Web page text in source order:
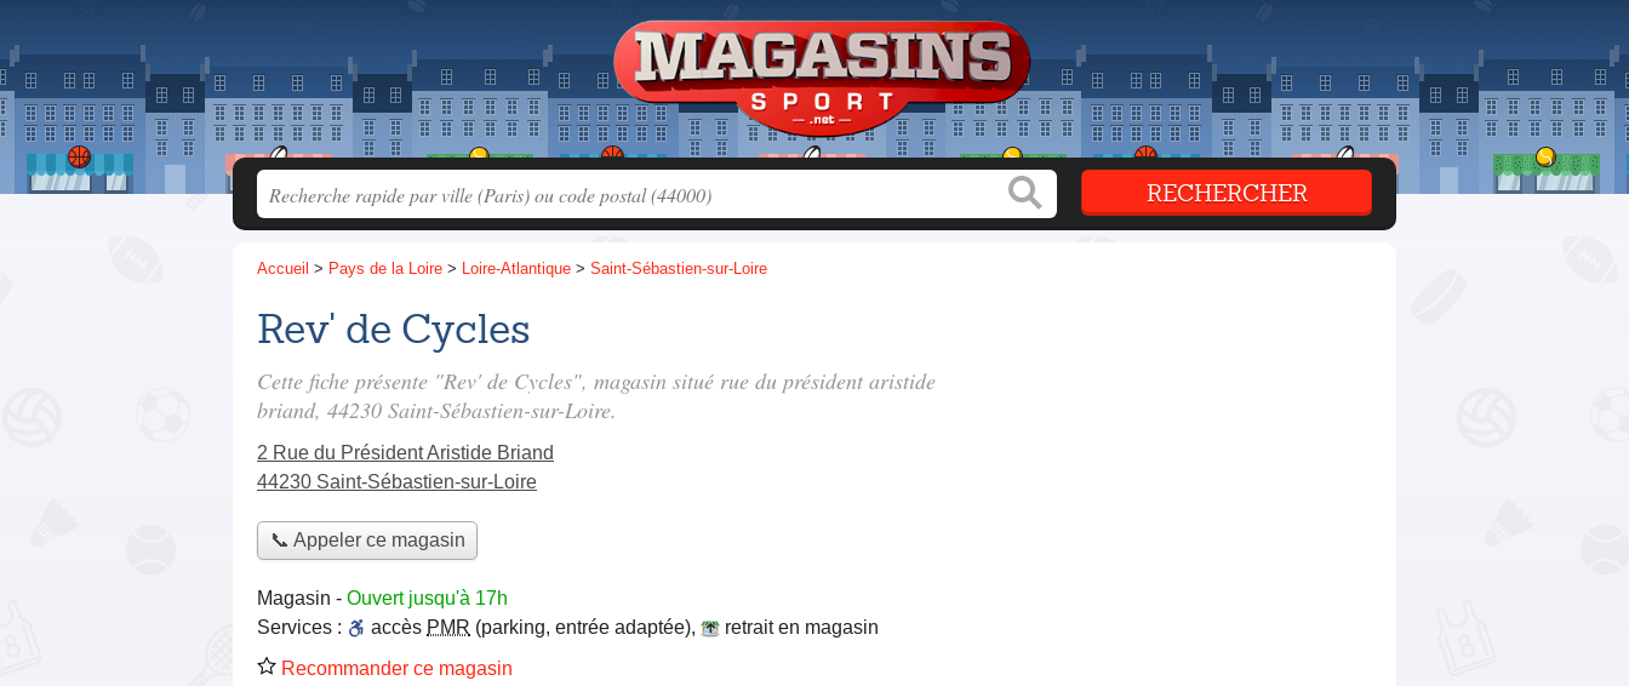
Accueil > Pays de la Loire > Loire-Atlantique > Saint-Sébastien-sur-Loire
Rev' de Cycles
Cette fiche présente "Rev' de Cycles", magasin situé rue du président aristide
briand, 44230 Saint-Sébastien-sur-Loire.
2 Rue du Président Aristide Briand
44230 Saint-Sébastien-sur-Loire
📞 Appeler ce magasin
Magasin - Ouvert jusqu'à 17h
Services :
accès PMR (parking, entrée adaptée),
retrait en magasin
Recommander ce magasin